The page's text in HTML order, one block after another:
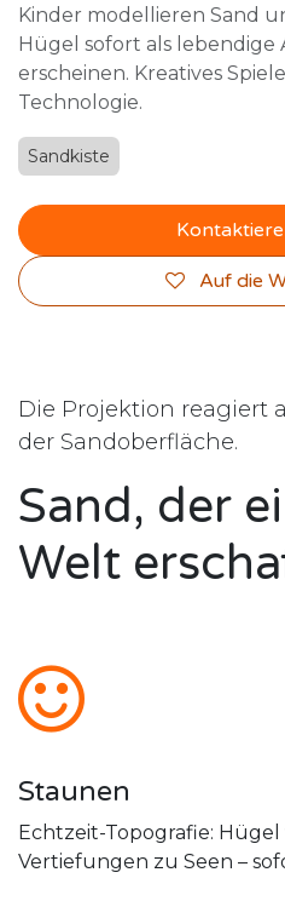
Kinder modellieren Sand
Hügel sofort als lebendige
erscheinen. Kreatives
Technologie.
Sandkiste
Auf die
Die Projektion reagiert
der Sandoberfläche.
Sand, der
Welt
Staunen
Echtzeit-Topografie:
Vertiefungen zu Seen –